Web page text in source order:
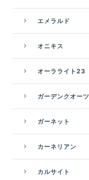
エメラルド
オニキス
オーラライト23
ガーデンクオーツ
ガーネット
カーネリアン
カルサイト